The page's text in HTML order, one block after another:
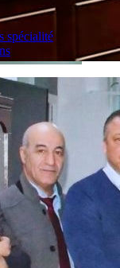
spécialité